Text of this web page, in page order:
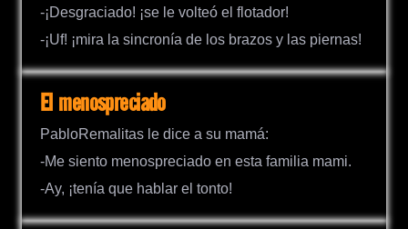
-¡Desgraciado! ¡se le volteó el flotador!
-¡Uf! ¡mira la sincronía de los brazos y las piernas!
El menospreciado
PabloRemalitas le dice a su mamá:
-Me siento menospreciado en esta familia mami.
-Ay, ¡tenía que hablar el tonto!